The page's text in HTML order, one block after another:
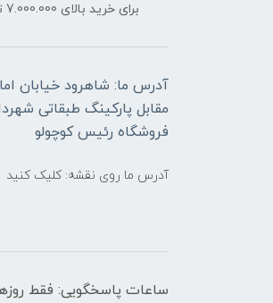
برای خرید بالای 7.000.000 تومان
آدرس ما: شاهرود خیابان
مقابل پارکینگ طبقاتی
فروشگاه رئیس کوچولو
آدرس ما روی نقشه: کلیک کنید